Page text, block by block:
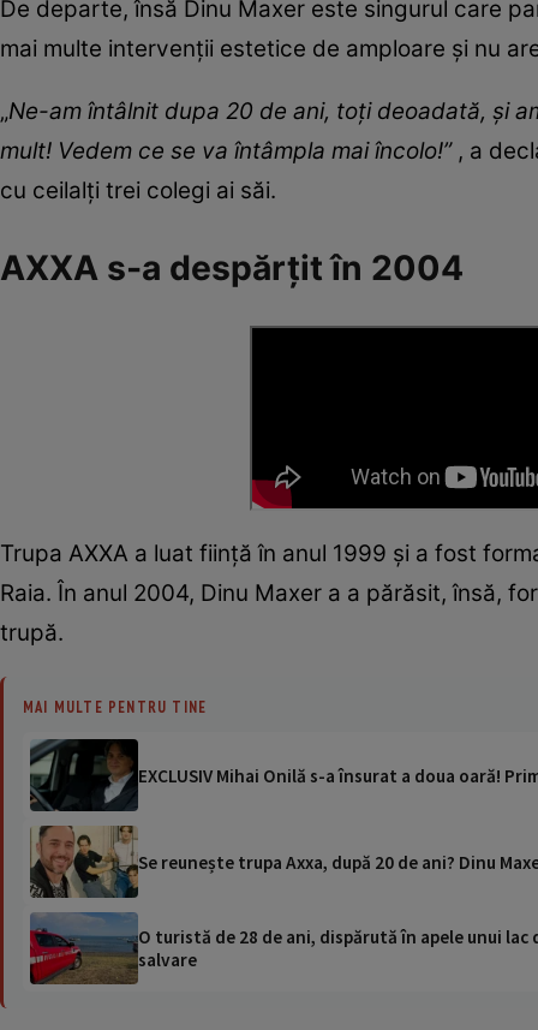
De departe, însă Dinu Maxer este singurul care
mai multe intervenții estetice de amploare și nu
„Ne-am întâlnit dupa 20 de ani, toți deoadată, și
mult! Vedem ce se va întâmpla mai încolo!”, a
cu ceilalți trei colegi ai săi.
AXXA s-a despărțit în 2004
Trupa AXXA a luat ființă în anul 1999 și a fost
Raia. În anul 2004, Dinu Maxer a a părăsit, însă,
trupă.
MAI MULTE PENTRU TINE
EXCLUSIV Mihai Onilă s-a însurat a doua oară!
Se reunește trupa Axxa, după 20 de ani? Dinu
O turistă de 28 de ani, dispărută în apele unui
salvare